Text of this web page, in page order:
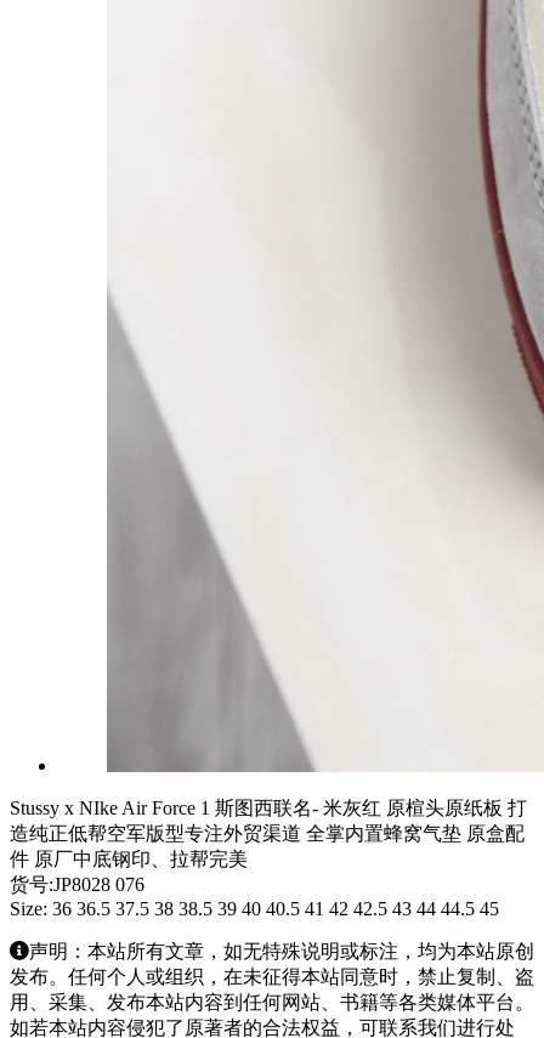
Stussy x NIke Air Force 1 斯图西联名- 米灰红 原楦头原纸板 打
造纯正低帮空军版型专注外贸渠道 全掌内置蜂窝气垫 原盒配
件 原厂中底钢印、拉帮完美
货号:JP8028 076
Size: 36 36.5 37.5 38 38.5 39 40 40.5 41 42 42.5 43 44 44.5 45
声明：本站所有文章，如无特殊说明或标注，均为本站原创
发布。任何个人或组织，在未征得本站同意时，禁止复制、盗
用、采集、发布本站内容到任何网站、书籍等各类媒体平台。
如若本站内容侵犯了原著者的合法权益，可联系我们进行处